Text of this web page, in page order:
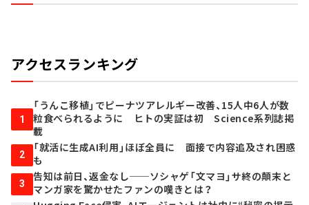
アクセスランキング
1
「うんこ移植」でピーナツアレルギー改善、15人中6人が数
粒食べられるように ヒトの実証は初 Science系列誌掲
載
2
「就活に生成AI利用」ほぼ全員に 面接で内容追及され困惑
も
3
告知は前日、返金なし──ソシャゲ「文マヨ」サ終の顛末と
マンガ家を驚かせたファンの嘆きとは？